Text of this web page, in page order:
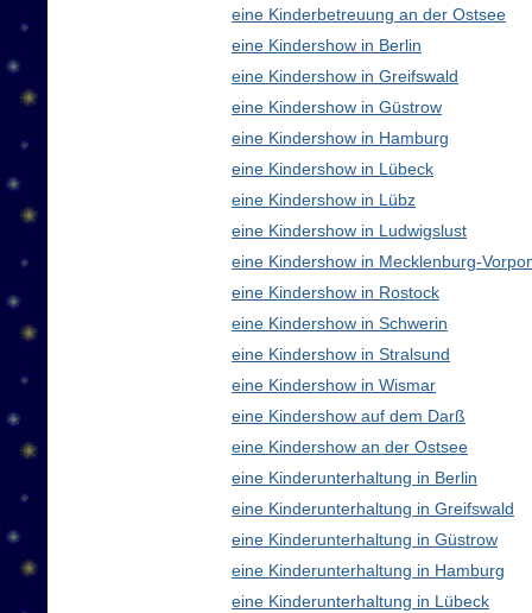
eine Kinderbetreuung an der Ostsee
eine Kindershow in Berlin
eine Kindershow in Greifswald
eine Kindershow in Güstrow
eine Kindershow in Hamburg
eine Kindershow in Lübeck
eine Kindershow in Lübz
eine Kindershow in Ludwigslust
eine Kindershow in Mecklenburg-
eine Kindershow in Rostock
eine Kindershow in Schwerin
eine Kindershow in Stralsund
eine Kindershow in Wismar
eine Kindershow auf dem Darß
eine Kindershow an der Ostsee
eine Kinderunterhaltung in Berlin
eine Kinderunterhaltung in Greifswald
eine Kinderunterhaltung in Güstrow
eine Kinderunterhaltung in Hamburg
eine Kinderunterhaltung in Lübeck